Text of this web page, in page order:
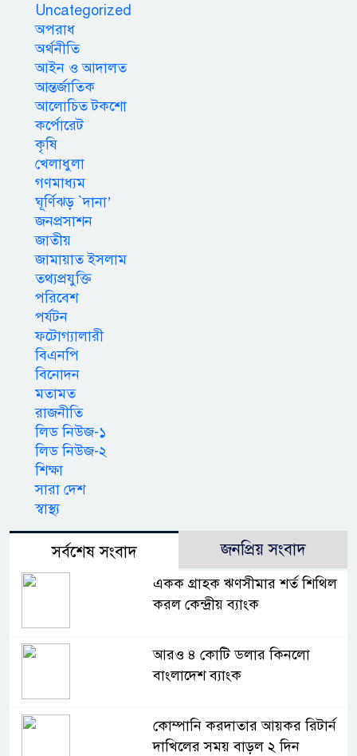
Uncategorized
অপরাধ
অর্থনীতি
আইন ও আদালত
আন্তর্জাতিক
আলোচিত টকশো
কর্পোরেট
কৃষি
খেলাধুলা
গণমাধ্যম
ঘূর্ণিঝড় `দানা’
জনপ্রসাশন
জাতীয়
জামায়াত ইসলাম
তথ্যপ্রযুক্তি
পরিবেশ
পর্যটন
ফটোগ্যালারী
বিএনপি
বিনোদন
মতামত
রাজনীতি
লিড নিউজ-১
লিড নিউজ-২
শিক্ষা
সারা দেশ
স্বাস্থ্য
সর্বশেষ সংবাদ জনপ্রিয় সংবাদ
একক গ্রাহক ঋণসীমার শর্ত শিথিল
করল কেন্দ্রীয় ব্যাংক
আরও ৪ কোটি ডলার কিনলো
বাংলাদেশ ব্যাংক
কোম্পানি করদাতার আয়কর রিটার্ন
দাখিলের সময় বাড়ল ২ দিন